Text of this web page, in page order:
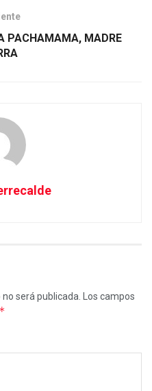
PACHAMAMA, MADRE
será publicada.
Los campos
*